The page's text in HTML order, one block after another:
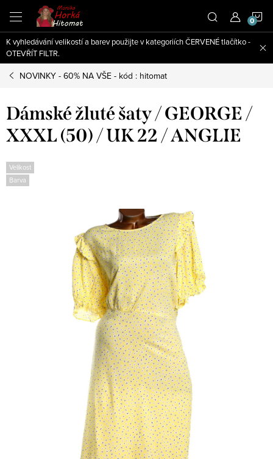
obsah
K vyhledávání velikostí a barev použijte v kategoriích ČERVENÉ tlačítko -
OTEVŘÍT FILTR.
NOVINKY - 60% NA VŠE - kód : hitomat
Dámské žluté šaty / GEORGE /
XXXL (50) / UK 22 / ANGLIE
Velikost
Barva